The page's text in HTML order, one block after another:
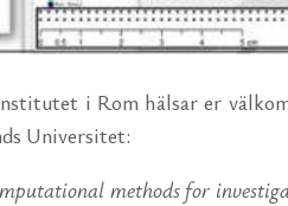
i Rom häl­sar er
Uni­ver­si­tet:
met­hods for